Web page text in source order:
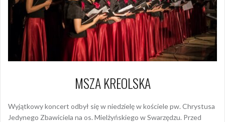
MSZA KREOLSKA
Wyjątkowy koncert odbył się w niedzielę w kościele pw. Chrystusa
Jedynego Zbawiciela na os. Mielżyńskiego w Swarzędzu. Przed